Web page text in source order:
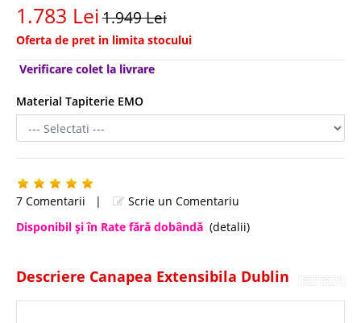
1.783 Lei1.949 Lei
Oferta de pret in limita stocului
Verificare colet la livrare
Material Tapiterie EMO
7 Comentarii |
Scrie un Comentariu
Disponibil şi în Rate fără dobândă (detalii)
Descriere Canapea Extensibila Dublin